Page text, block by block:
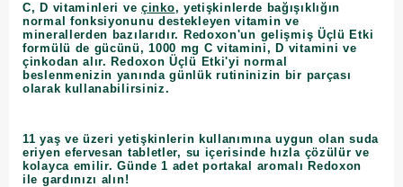
C, D vitaminleri ve çinko, yetişkinlerde bağışıklığın
normal fonksiyonunu destekleyen vitamin ve
minerallerden bazılarıdır. Redoxon'un gelişmiş Üçlü Etki
formülü de gücünü, 1000 mg C vitamini, D vitamini ve
çinkodan alır. Redoxon Üçlü Etki'yi normal
beslenmenizin yanında günlük rutininizin bir parçası
olarak kullanabilirsiniz.
11 yaş ve üzeri yetişkinlerin kullanımına uygun olan suda
eriyen efervesan tabletler, su içerisinde hızla çözülür ve
kolayca emilir. Günde 1 adet portakal aromalı Redoxon
ile gardınızı alın!